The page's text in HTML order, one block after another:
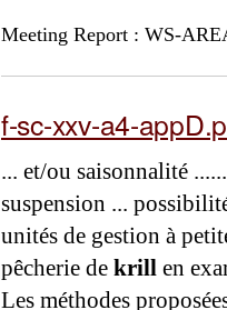
Meeting Report : WS-
f-sc-xxv-a4-
... et/ou saisonnalité
suspension ...
unités de gestion à
pêcherie de krill en
Les méthodes